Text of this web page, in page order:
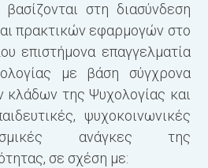
στη διασύνδεση
πρακτικών εφαρμογών στο
επιστήμονα επαγγελματία
με βάση σύγχρονα
κλάδων της Ψυχολογίας και
ψυχοκοινωνικές
ανάγκες της
σε σχέση με: